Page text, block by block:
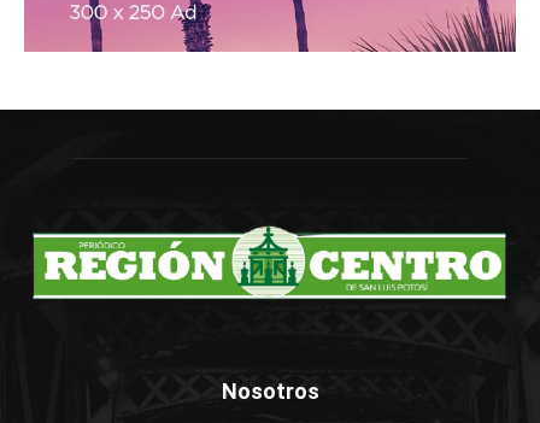
Nosotros